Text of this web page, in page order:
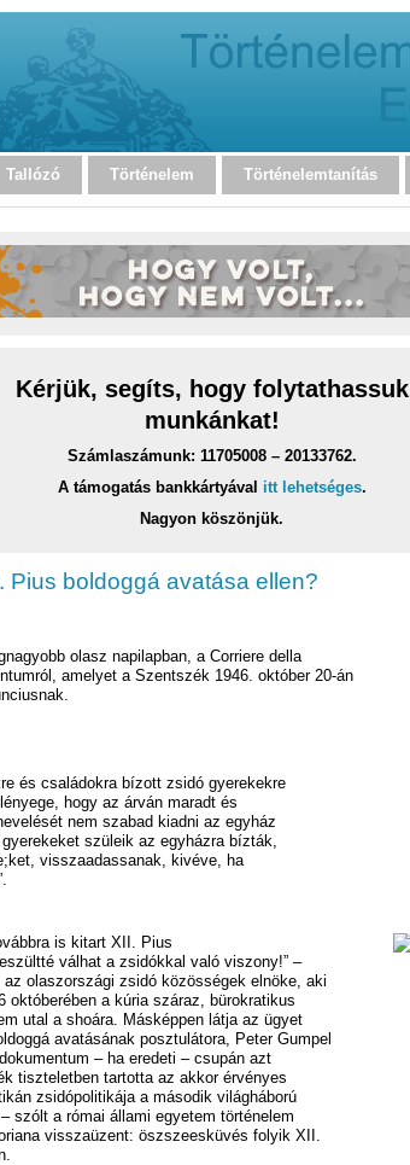
Tallózó Történelem Történelemtanítás
Kérjük, segíts, hogy folytathassuk
munkánkat!
Számlaszámunk: 11705008 – 20133762.
A támogatás bankkártyával itt lehetséges.
Nagyon köszönjük.
Pius boldoggá avatása ellen?
olasz napilapban, a Corriere della
amelyet a Szentszék 1946. október 20-án
és családokra bízott zsidó gyerekekre
hogy az árván maradt és
nem szabad kiadni az egyház
gyerekeket szüleik az egyházra bízták,
visszaadassanak, kivéve, ha
is kitart XII. Pius
válhat a zsidókkal való viszony!” –
olaszországi zsidó közösségek elnöke, aki
októberében a kúria száraz, bürokratikus
utal a shoára. Másképpen látja az ügyet
avatásának posztulátora, Peter Gumpel
– ha eredeti – csupán azt
tiszteletben tartotta az akkor érvényes
zsidópolitikája a második világháború
szólt a római állami egyetem történelem
visszaüzent: öszszeesküvés folyik XII.